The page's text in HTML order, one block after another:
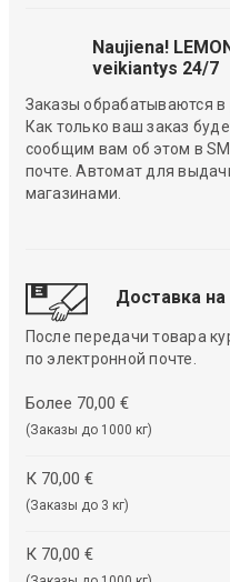
Naujiena!
veikiantys 24/7
Заказы обрабатываются в
Как только ваш заказ
сообщим вам об этом в
почте. Автомат для
магазинами.
Доставка
После передачи товара
по электронной почте.
Более 70,00 €
(Заказы до 1000 кг)
К 70,00 €
(Заказы до 3 кг)
К 70,00 €